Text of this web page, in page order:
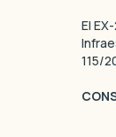
El
115/